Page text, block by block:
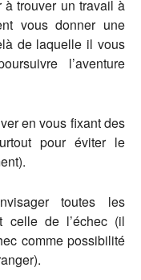
trouver un travail à
vous donner une
de laquelle il vous
l’aventure
en vous fixant des
pour éviter le
toutes les
celle de l’échec (il
comme possibilité